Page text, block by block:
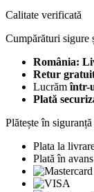
Calitate verificată
Cumpărături sigure
România:
Retur
Lucrămîntr-
Plată
Plătește în siguranță
Plata la
Plată în avans